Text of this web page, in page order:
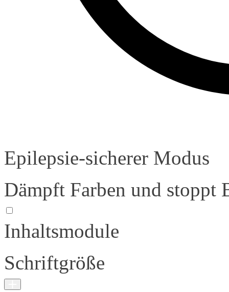
Epilepsie-sicherer Modus
Dämpft Farben und stoppt
Inhaltsmodule
Schriftgröße